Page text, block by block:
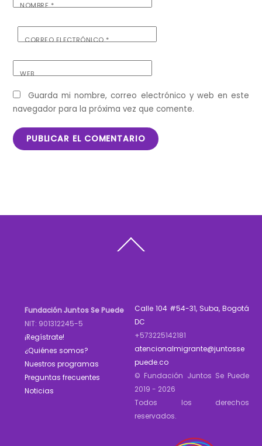
NOMBRE*
CORREO ELECTRÓNICO*
WEB
Guarda mi nombre, correo electrónico y web en este
navegador para la próxima vez que comente.
To
Fundación Juntos Se Puede
NIT: 901312245-5
¡Regístrate!
¿Quiénes somos?
Nuestros programas
Preguntas frecuentes
Noticias
Calle 104 #54-31, Suba, Bogotá
DC
+573225142181
atencionalmigrante@juntosse
puede.co
© Fundación Juntos Se Puede
2019 - 2026
Todos los derechos
reservados.